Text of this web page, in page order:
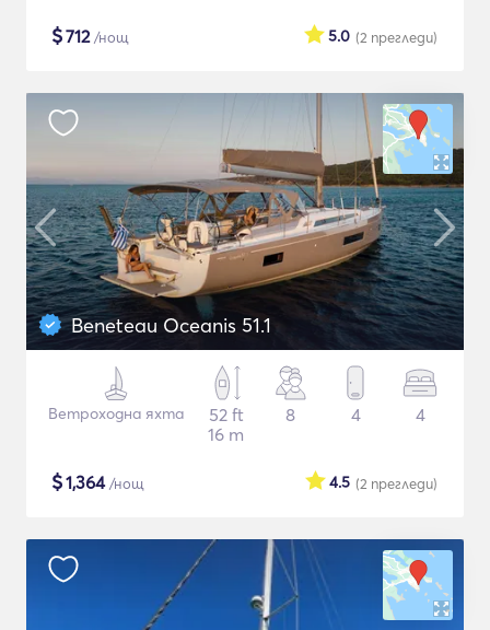
$712/нощ (2 прегледи)
5.0
Beneteau Oceanis 51.1
Ветроходна яхта
52 ft
16 m
8 4 4
$1,364/нощ (2 прегледи)
4.5